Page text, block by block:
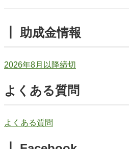
┃ 助成金情報
2026年8月以降締切
よくある質問
よくある質問